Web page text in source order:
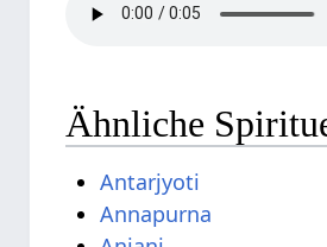
Ähnliche
Antarjyoti
Annapurna